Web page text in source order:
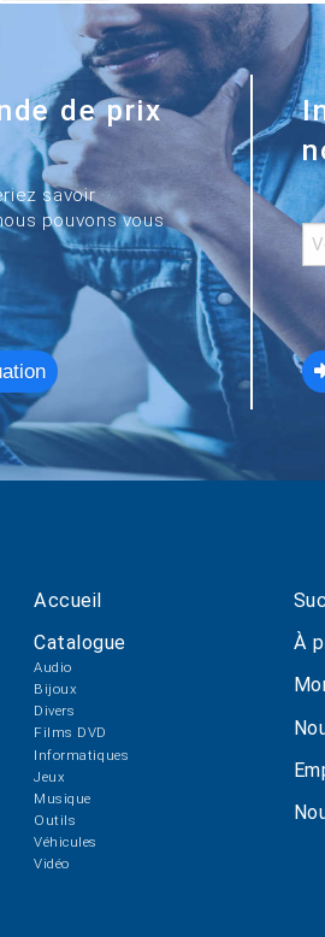
de prix
savoir
pouvons vous
Accueil
Catalogue
Audio
Bijoux
Divers
Films DVD
Informatiques
Jeux
Musique
Outils
Véhicules
Vidéo
À